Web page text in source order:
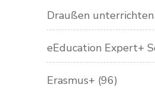
Draußen unterrichten
eEducation Expert+
Erasmus+ (96)